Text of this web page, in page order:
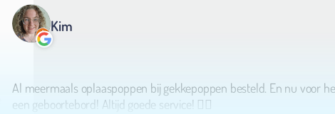
een geboortebord! Altijd goede service! 👌🏻